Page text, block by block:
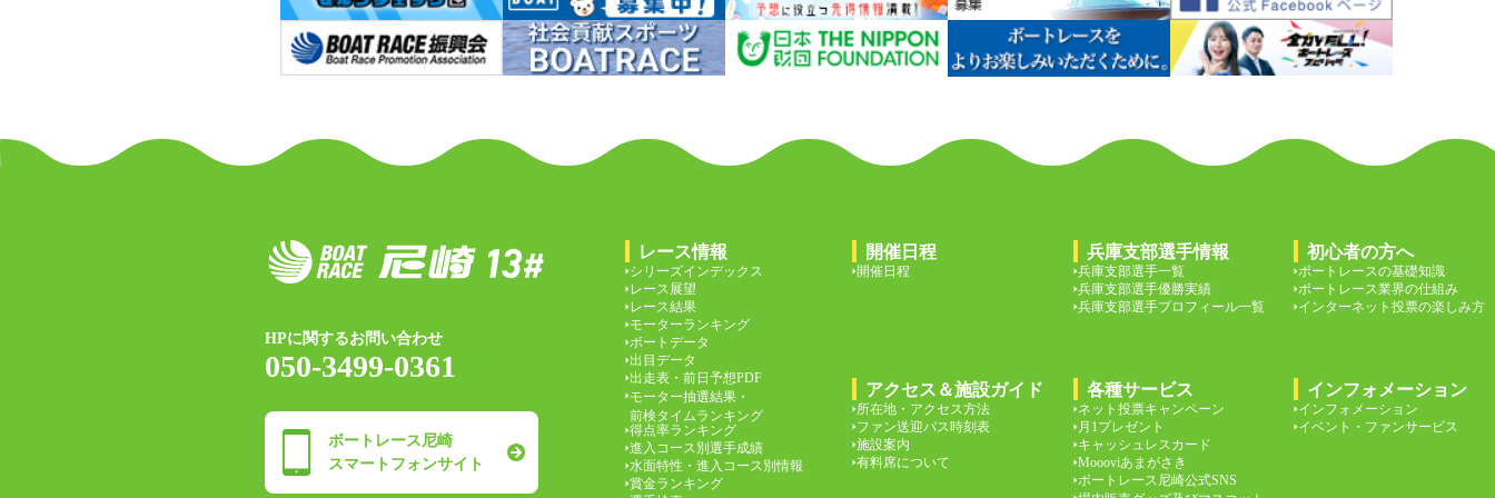
HPに関するお問い合わせ
050-3499-0361
ボートレース尼崎
スマートフォンサイト
レース情報
シリーズインデックス
レース展望
レース結果
モーターランキング
ボートデータ
出目データ
出走表・前日予想PDF
モーター抽選結果・
前検タイムランキング
得点率ランキング
進入コース別選手成績
水面特性・進入コース別情報
賞金ランキング
開催日程
開催日程
アクセス＆施設ガイド
所在地・アクセス方法
ファン送迎バス時刻表
施設案内
有料席について
兵庫支部選手情報
兵庫支部選手一覧
兵庫支部選手優勝実績
兵庫支部選手プロフィール一覧
各種サービス
ネット投票キャンペーン
月1プレゼント
キャッシュレスカード
Moooviあまがさき
ボートレース尼崎公式SNS
初心者の方へ
ボートレースの基礎知識
ボートレース業界の仕組み
インターネット投票の楽しみ方
インフォメーション
インフォメーション
イベント・ファンサービス